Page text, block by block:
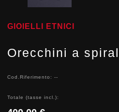
GIOIELLI ETNICI
Orecchini a
Cod.Riferimento: --
Totale (tasse incl.):